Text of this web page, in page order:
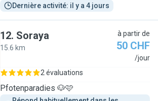
Dernière activité: il y a 4 jours
12. Soraya
15.6 km
à partir de
50 CHF
/jour
2 évaluations
Pfotenparadies 🐶🩷